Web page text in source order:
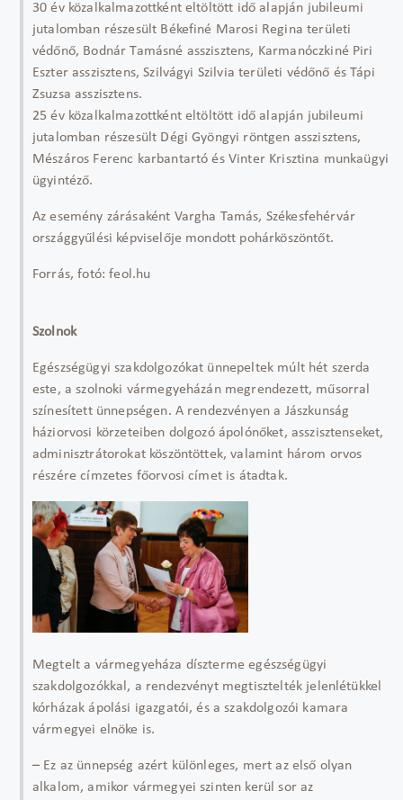
30 év közalkalmazottként eltöltött idő alapján jubileumi
jutalomban részesült Békefiné Marosi Regina területi
védőnő, Bodnár Tamásné asszisztens, Karmanóczkiné Piri
Eszter asszisztens, Szilvágyi Szilvia területi védőnő és Tápi
Zsuzsa asszisztens.
25 év közalkalmazottként eltöltött idő alapján jubileumi
jutalomban részesült Dégi Gyöngyi röntgen asszisztens,
Mészáros Ferenc karbantartó és Vinter Krisztina munkaügyi
ügyintéző.
Az esemény zárásaként Vargha Tamás, Székesfehérvár
országgyűlési képviselője mondott pohárköszöntőt.
Forrás, fotó: feol.hu
Szolnok
Egészségügyi szakdolgozókat ünnepeltek múlt hét szerda
este, a szolnoki vármegyeházán megrendezett, műsorral
színesített ünnepségen. A rendezvényen a Jászkunság
háziorvosi körzeteiben dolgozó ápolónőket, asszisztenseket,
adminisztrátorokat köszöntöttek, valamint három orvos
részére címzetes főorvosi címet is átadtak.
Megtelt a vármegyeháza díszterme egészségügyi
szakdolgozókkal, a rendezvényt megtisztelték jelenlétükkel
kórházak ápolási igazgatói, és a szakdolgozói kamara
vármegyei elnöke is.
– Ez az ünnepség azért különleges, mert az első olyan
alkalom, amikor vármegyei szinten kerül sor az